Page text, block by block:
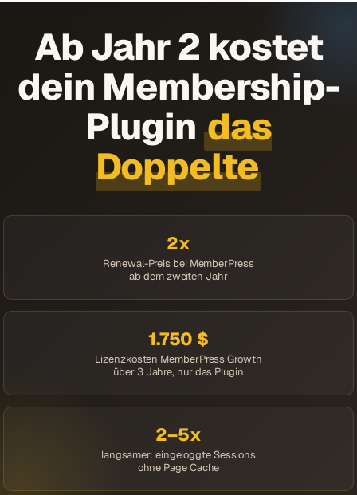
Ab Jahr 2 kostet
dein Membership-
Plugin das
Doppelte
2x
Renewal-Preis bei MemberPress
ab dem zweiten Jahr
1.750 $
Lizenzkosten MemberPress Growth
über 3 Jahre, nur das Plugin
2–5x
langsamer: eingeloggte Sessions
ohne Page Cache